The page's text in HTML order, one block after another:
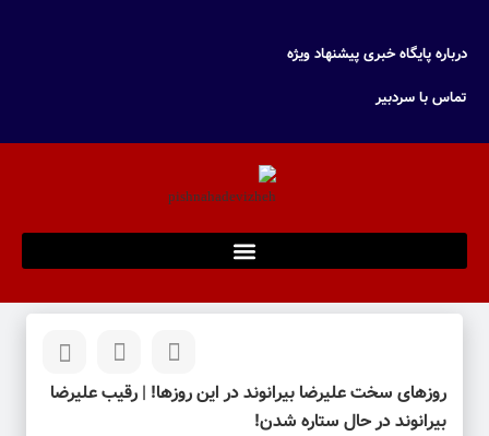
درباره پایگاه خبری پیشنهاد ویژه
تماس با سردبیر
روزهای سخت علیرضا بیرانوند در این روزها! | رقیب علیرضا
بیرانوند در حال ستاره شدن!